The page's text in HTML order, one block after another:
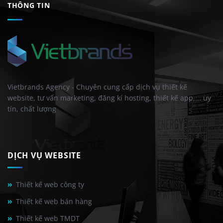
THÔNG TIN
Vietbrands Agency - Chuyên cung cấp dịch vụ thiết kế
website, tư vấn marketing, đăng kí hosting, thiết kế app,... uy
tín, chất lượng
DỊCH VỤ WEBSITE
Thiết kế web công ty
Thiết kế web bán hàng
Thiết kế web TMDT